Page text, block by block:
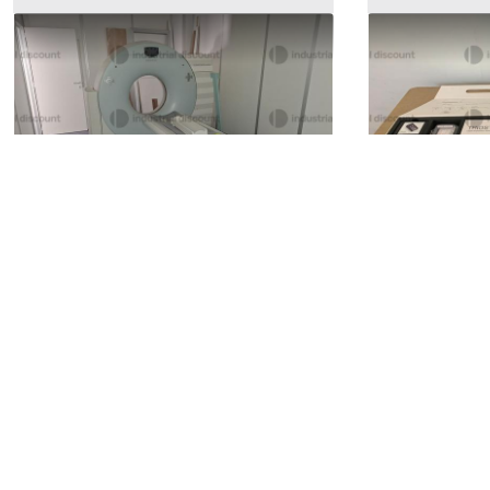
1#10044 Apparecchiatura per TAC
Siemens
Marsala (Trapani)
33.750 €
4#10105
3Shape
Tribiano
9.000 €